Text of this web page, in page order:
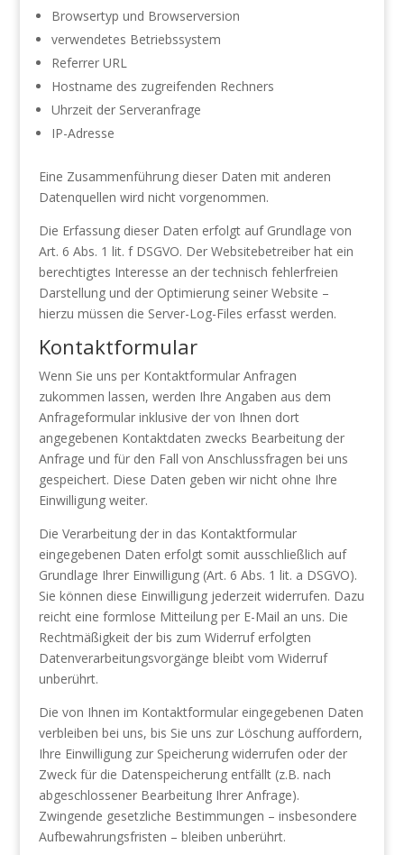
Browsertyp und Browserversion
verwendetes Betriebssystem
Referrer URL
Hostname des zugreifenden Rechners
Uhrzeit der Serveranfrage
IP-Adresse
Eine Zusammenführung dieser Daten mit anderen
Datenquellen wird nicht vorgenommen.
Die Erfassung dieser Daten erfolgt auf Grundlage von
Art. 6 Abs. 1 lit. f DSGVO. Der Websitebetreiber hat ein
berechtigtes Interesse an der technisch fehlerfreien
Darstellung und der Optimierung seiner Website –
hierzu müssen die Server-Log-Files erfasst werden.
Kontaktformular
Wenn Sie uns per Kontaktformular Anfragen
zukommen lassen, werden Ihre Angaben aus dem
Anfrageformular inklusive der von Ihnen dort
angegebenen Kontaktdaten zwecks Bearbeitung der
Anfrage und für den Fall von Anschlussfragen bei uns
gespeichert. Diese Daten geben wir nicht ohne Ihre
Einwilligung weiter.
Die Verarbeitung der in das Kontaktformular
eingegebenen Daten erfolgt somit ausschließlich auf
Grundlage Ihrer Einwilligung (Art. 6 Abs. 1 lit. a DSGVO).
Sie können diese Einwilligung jederzeit widerrufen. Dazu
reicht eine formlose Mitteilung per E-Mail an uns. Die
Rechtmäßigkeit der bis zum Widerruf erfolgten
Datenverarbeitungsvorgänge bleibt vom Widerruf
unberührt.
Die von Ihnen im Kontaktformular eingegebenen Daten
verbleiben bei uns, bis Sie uns zur Löschung auffordern,
Ihre Einwilligung zur Speicherung widerrufen oder der
Zweck für die Datenspeicherung entfällt (z.B. nach
abgeschlossener Bearbeitung Ihrer Anfrage).
Zwingende gesetzliche Bestimmungen – insbesondere
Aufbewahrungsfristen – bleiben unberührt.